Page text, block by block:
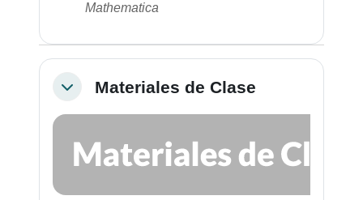
Mathematica
ColapsarMateriales de Clase